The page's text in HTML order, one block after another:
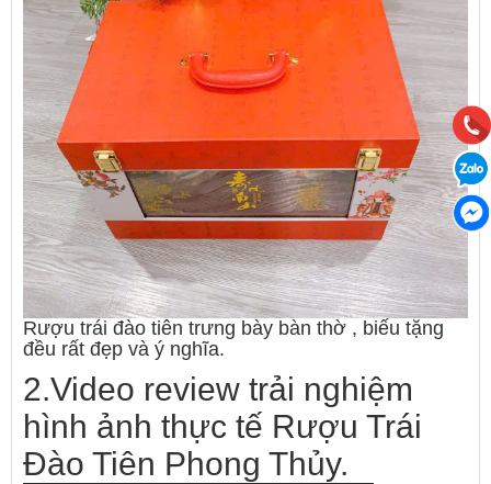
Rượu trái đào tiên trưng bày bàn thờ , biếu tặng
đều rất đẹp và ý nghĩa.
2.Video review trải nghiệm
hình ảnh thực tế Rượu Trái
Đào Tiên Phong Thủy.